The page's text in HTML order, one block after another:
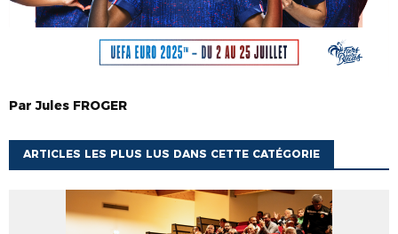
ParJules FROGER
ARTICLES LES PLUS LUS DANS CETTE CATÉGORIE